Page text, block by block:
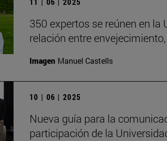
350 expertos se reúnen en
relación entre
Imagen Manuel Castells
10 | 06 | 2025
Nueva guía para la
participación de la